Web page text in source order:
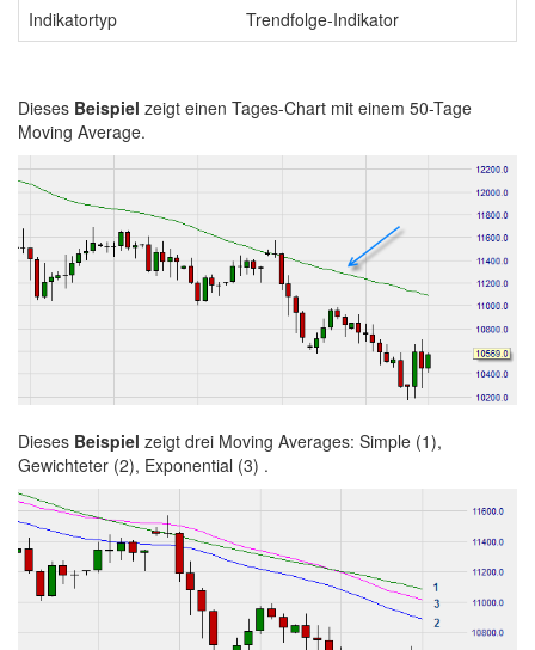
Indikatortyp
Trendfolge-Indikator
Dieses Beispiel zeigt einen Tages-Chart mit einem 50-Tage
Moving Average.
Dieses Beispiel zeigt drei Moving Averages: Simple (1),
Gewichteter (2), Exponential (3) .